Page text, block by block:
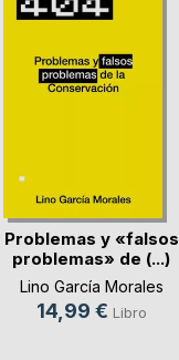
Problemas y «falsos
problemas» de (...)
Lino García Morales
14,99 € Libro